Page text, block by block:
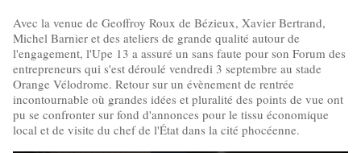
Avec la venue de Geoffroy Roux de Bézieux, Xavier Bertrand,
Michel Barnier et des ateliers de grande qualité autour de
l'engagement, l'Upe 13 a assuré un sans faute pour son Forum des
entrepreneurs qui s'est déroulé vendredi 3 septembre au stade
Orange Vélodrome. Retour sur un évènement de rentrée
incontournable où grandes idées et pluralité des points de vue ont
pu se confronter sur fond d'annonces pour le tissu économique
local et de visite du chef de l'État dans la cité phocéenne.